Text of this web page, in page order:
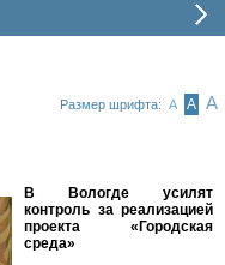
Размер шрифта: А А А
В Вологде усилят
контроль за реализацией
проекта «Городская
среда»